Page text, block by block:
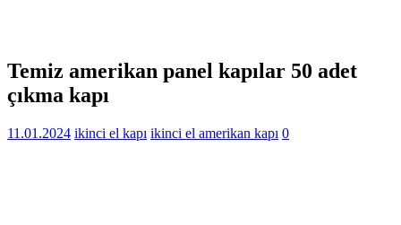
Temiz amerikan panel kapılar 50 adet
çıkma kapı
11.01.2024 ikinci el kapı ikinci el amerikan kapı 0